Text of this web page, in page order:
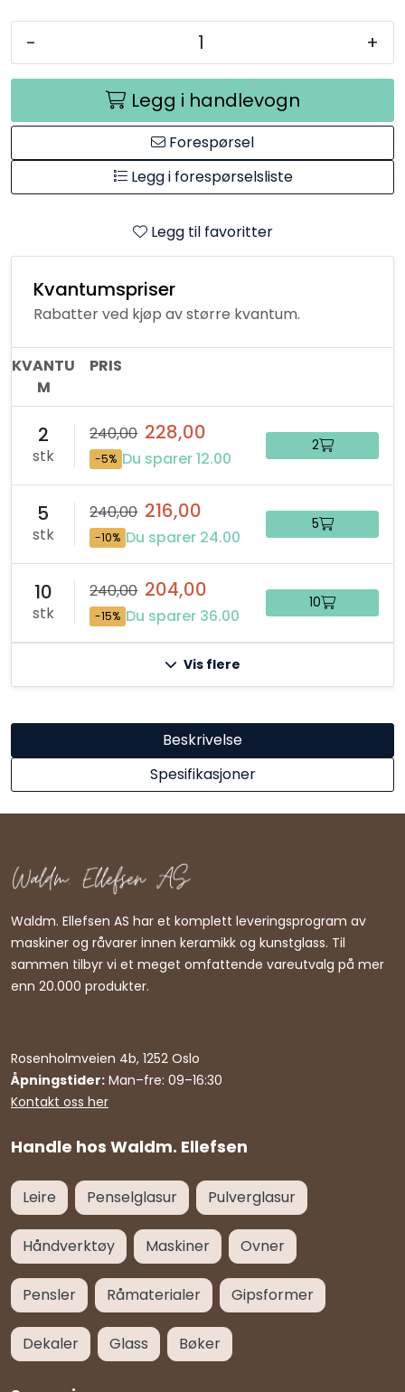
- +
Legg i handlevogn
Forespørsel
Legg i forespørselsliste
Legg til favoritter
Kvantumspriser
Rabatter ved kjøp av større kvantum.
KVANTU
M
PRIS
2
stk
240,00 228,00
-5% Du sparer 12.00
2
5
stk
240,00 216,00
-10% Du sparer 24.00
5
10
stk
240,00 204,00
-15% Du sparer 36.00
10
Vis flere
Beskrivelse
Spesifikasjoner
Handle hos Waldm. Ellefsen
Waldm. Ellefsen AS har et komplett leveringsprogram av
maskiner og råvarer innen keramikk og kunstglass. Til
sammen tilbyr vi et meget omfattende vareutvalg på mer
enn 20.000 produkter.
Rosenholmveien 4b, 1252 Oslo
Åpningstider: Man–fre: 09–16:30
Kontakt oss her
Leire Penselglasur Pulverglasur
Håndverktøy Maskiner Ovner
Pensler Råmaterialer Gipsformer
Dekaler Glass Bøker